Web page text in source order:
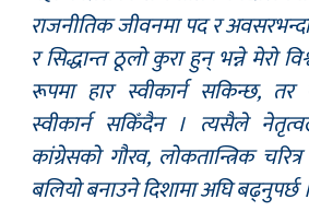
राजनीतिक जीवनमा पद र
र सिद्धान्त ठूलो कुरा हुन् भन्ने मेरो
रूपमा हार स्वीकार्न सकिन्छ,
स्वीकार्न सकिँदैन । त्यसैले
कांग्रेसको गौरव, लोकतान्त्रिक
बलियो बनाउने दिशामा अघि बढ्नुपर्छ